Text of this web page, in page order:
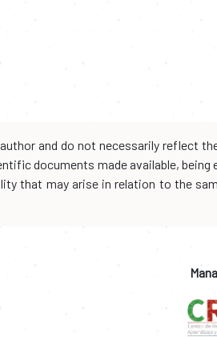
and do not necessarily reflect
documents made available, being
that may arise in relation to the